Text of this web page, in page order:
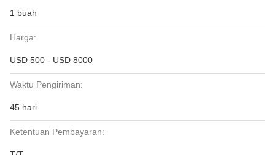
1 buah
Harga:
USD 500 - USD 8000
Waktu Pengiriman:
45 hari
Ketentuan Pembayaran: